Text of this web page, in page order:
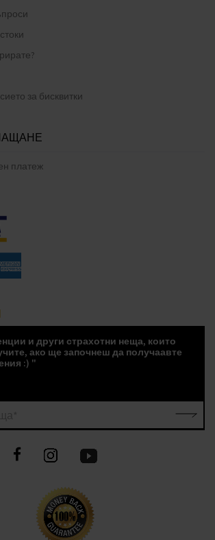
за бисквитки
платеж
и други страхотни неща, които
ако ще започнеш да получаавте
:) "